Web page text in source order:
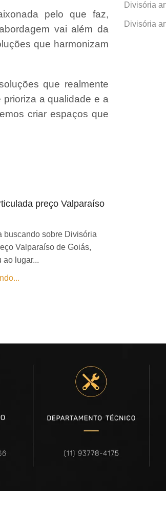
pelo que faz,
vai além da
que harmonizam
que realmente
a qualidade e a
criar espaços que
preço Valparaíso
buscando sobre Divisória
Valparaíso de Goiás,
ao lugar...
Divisória
Divisória